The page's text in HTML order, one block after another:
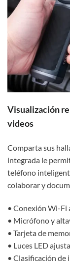
Visualización
videos
Comparta sus
integrada le
teléfono
colaborar y
• Conexión Wi-Fi
• Micrófono y
• Tarjeta de
• Luces LED
• Clasificación